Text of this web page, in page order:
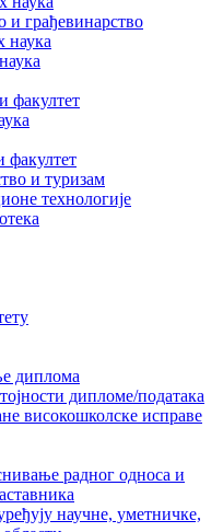
и грађевинарство
наука
факултет
и туризам
технологије
диплома
дипломе/података
високошколске исправе
радног односа и
научне, уметничке,